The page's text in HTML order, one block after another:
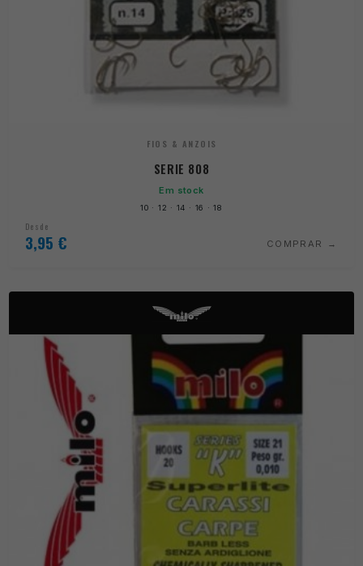
FIOS & ANZOIS
SERIE 808
Em stock
10 · 12 · 14 · 16 · 18
Desde
3,95 € COMPRAR